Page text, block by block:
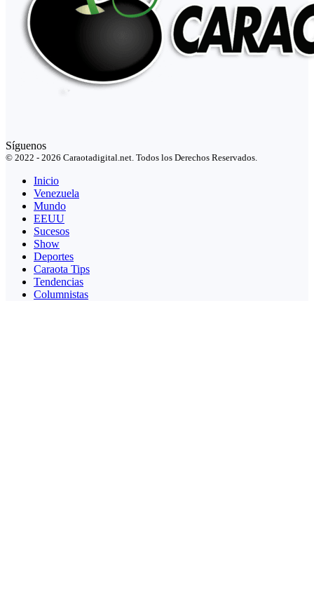
Síguenos
© 2022 - 2026 Caraotadigital.net. Todos los Derechos Reservados.
Inicio
Venezuela
Mundo
EEUU
Sucesos
Show
Deportes
Caraota Tips
Tendencias
Columnistas